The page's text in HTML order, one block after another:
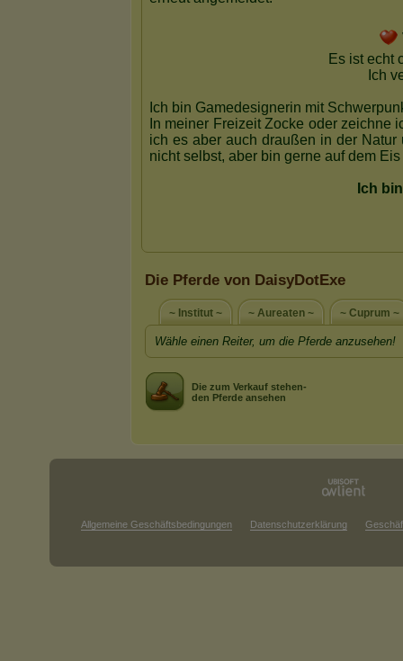
Die Pferde von DaisyDotExe
~ Institut ~ ~ Aureaten ~ ~ Cuprum ~
Wähle einen Reiter, um die Pferde anzusehen!
Die zum Verkauf stehen-
den Pferde ansehen
Allgemeine Geschäftsbedingungen Datenschutzerklärung